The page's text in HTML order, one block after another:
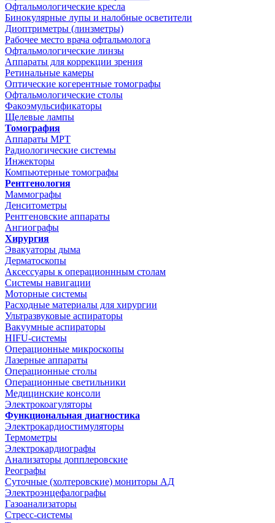
Офтальмологические кресла
Бинокулярные лупы и налобные осветители
Диоптриметры (линзметры)
Рабочее место врача офтальмолога
Офтальмологические линзы
Аппараты для коррекции зрения
Ретинальные камеры
Оптические когерентные томографы
Офтальмологические столы
Факоэмульсификаторы
Щелевые лампы
Томография
Аппараты МРТ
Радиологические системы
Инжекторы
Компьютерные томографы
Рентгенология
Маммографы
Денситометры
Рентгеновские аппараты
Ангиографы
Хирургия
Эвакуаторы дыма
Дерматоскопы
Аксессуары к операционнным столам
Системы навигации
Моторные системы
Расходные материалы для хирургии
Ультразвуковые аспираторы
Вакуумные аспираторы
HIFU-системы
Операционные микроскопы
Лазерные аппараты
Операционные столы
Операционные светильники
Медицинские консоли
Электрокоагуляторы
Функциональная диагностика
Электрокардиостимуляторы
Термометры
Электрокардиографы
Анализаторы допплеровские
Реографы
Суточные (холтеровские) мониторы АД
Электроэнцефалографы
Газоанализаторы
Стресс-системы